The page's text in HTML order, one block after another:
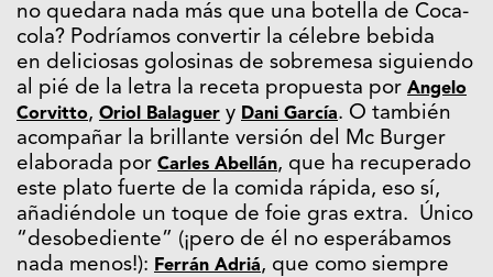
no quedara nada más que una botella de Coca-
cola? Podríamos convertir la célebre bebida
en deliciosas golosinas de sobremesa siguiendo
al pié de la letra la receta propuesta por Angelo
Corvitto, Oriol Balaguer y Dani García. O también
acompañar la brillante versión del Mc Burger
elaborada por Carles Abellán, que ha recuperado
este plato fuerte de la comida rápida, eso sí,
añadiéndole un toque de foie gras extra. Único
“desobediente” (¡pero de él no esperábamos
nada menos!): Ferrán Adriá, que como siempre